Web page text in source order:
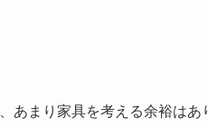
あまり家具を考える余裕はあ